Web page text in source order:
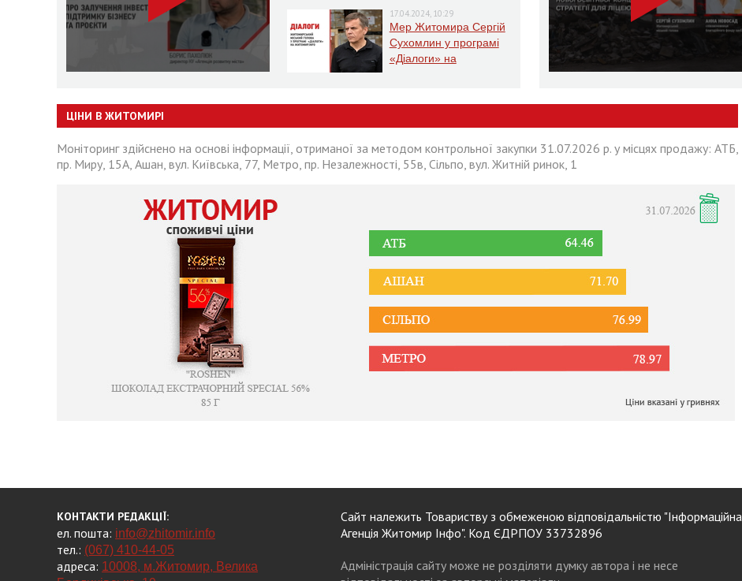
воєнного стану
17.04.2024, 10:29
Мер Житомира Сергій
Сухомлин у програмі
«Діалоги» на
ЦІНИ В ЖИТОМИРІ
Моніторинг здійснено на основі інформації, отриманої за методом контрольної закупки 31.07.2026 р. у місцях продажу: АТБ,
пр. Миру, 15А, Ашан, вул. Київська, 77, Метро, пр. Незалежності, 55в, Сільпо, вул. Житній ринок, 1
КОНТАКТИ РЕДАКЦІЇ:
ел. пошта: info@zhitomir.info
тел.: (067) 410-44-05
адреса: 10008, м.Житомир, Велика
Сайт належить Товариству з обмеженою відповідальністю "Інформаційна
Агенція Житомир Інфо". Код ЄДРПОУ 33732896
Адміністрація сайту може не розділяти думку автора і не несе